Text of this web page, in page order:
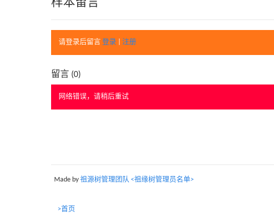
样本留言
请登录后留言 登录 注册
留言 (0)
网络错误，请稍后重试
Made by 祖源树管理团队 <祖缘树管理员名单>
>首页